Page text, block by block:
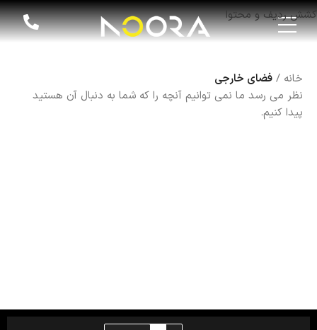
کشش ردیف و محتوا
خانه
فضای خارجی
نظر می رسد ما نمی توانیم آنچه را که شما به دنبال آن هستید
پیدا کنیم.